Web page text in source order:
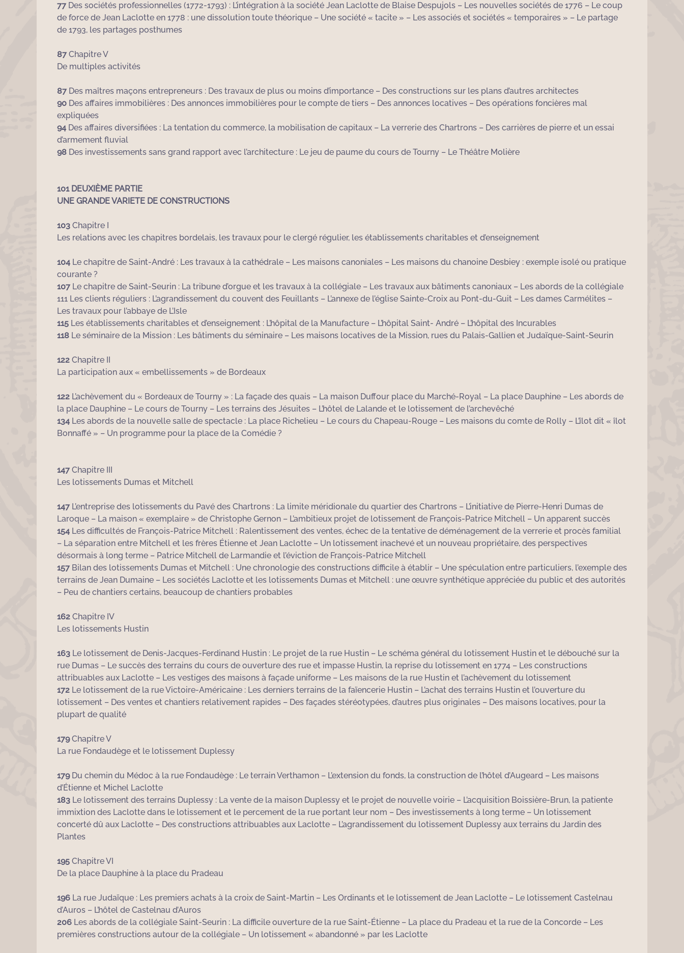
77 Des sociétés professionnelles (1772-1793) : L’intégration à la société Jean Laclotte de Blaise Despujols – Les nouvelles sociétés de 1776 – Le coup
de force de Jean Laclotte en 1778 : une dissolution toute théorique – Une société « tacite » – Les associés et sociétés « temporaires » – Le partage
de 1793, les partages posthumes
87 Chapitre V
De multiples activités
87 Des maîtres maçons entrepreneurs : Des travaux de plus ou moins d’importance – Des constructions sur les plans d’autres architectes
90 Des affaires immobilières : Des annonces immobilières pour le compte de tiers – Des annonces locatives – Des opérations foncières mal
expliquées
94 Des affaires diversifiées : La tentation du commerce, la mobilisation de capitaux – La verrerie des Chartrons – Des carrières de pierre et un essai
d’armement fluvial
98 Des investissements sans grand rapport avec l’architecture : Le jeu de paume du cours de Tourny – Le Théâtre Molière
101 DEUXIÈME PARTIE
UNE GRANDE VARIETE DE CONSTRUCTIONS
103 Chapitre I
Les relations avec les chapitres bordelais, les travaux pour le clergé régulier, les établissements charitables et d’enseignement
104 Le chapitre de Saint-André : Les travaux à la cathédrale – Les maisons canoniales – Les maisons du chanoine Desbiey : exemple isolé ou pratique
courante ?
107 Le chapitre de Saint-Seurin : La tribune d’orgue et les travaux à la collégiale – Les travaux aux bâtiments canoniaux – Les abords de la collégiale
111 Les clients réguliers : L’agrandissement du couvent des Feuillants – L’annexe de l’église Sainte-Croix au Pont-du-Guit – Les dames Carmélites –
Les travaux pour l’abbaye de L’Isle
115 Les établissements charitables et d’enseignement : L’hôpital de la Manufacture – L’hôpital Saint- André – L’hôpital des Incurables
118 Le séminaire de la Mission : Les bâtiments du séminaire – Les maisons locatives de la Mission, rues du Palais-Gallien et Judaïque-Saint-Seurin
122 Chapitre II
La participation aux « embellissements » de Bordeaux
122 L’achèvement du « Bordeaux de Tourny » : La façade des quais – La maison Duffour place du Marché-Royal – La place Dauphine – Les abords de
la place Dauphine – Le cours de Tourny – Les terrains des Jésuites – L’hôtel de Lalande et le lotissement de l’archevêché
134 Les abords de la nouvelle salle de spectacle : La place Richelieu – Le cours du Chapeau-Rouge – Les maisons du comte de Rolly – L’îlot dit « îlot
Bonnaffé » – Un programme pour la place de la Comédie ?
147 Chapitre III
Les lotissements Dumas et Mitchell
147 L’entreprise des lotissements du Pavé des Chartrons : La limite méridionale du quartier des Chartrons – L’initiative de Pierre-Henri Dumas de
Laroque – La maison « exemplaire » de Christophe Gernon – L’ambitieux projet de lotissement de François-Patrice Mitchell – Un apparent succès
154 Les difficultés de François-Patrice Mitchell : Ralentissement des ventes, échec de la tentative de déménagement de la verrerie et procès familial
– La séparation entre Mitchell et les frères Étienne et Jean Laclotte – Un lotissement inachevé et un nouveau propriétaire, des perspectives
désormais à long terme – Patrice Mitchell de Larmandie et l’éviction de François-Patrice Mitchell
157 Bilan des lotissements Dumas et Mitchell : Une chronologie des constructions difficile à établir – Une spéculation entre particuliers, l’exemple des
terrains de Jean Dumaine – Les sociétés Laclotte et les lotissements Dumas et Mitchell : une œuvre synthétique appréciée du public et des autorités
– Peu de chantiers certains, beaucoup de chantiers probables
162 Chapitre IV
Les lotissements Hustin
163 Le lotissement de Denis-Jacques-Ferdinand Hustin : Le projet de la rue Hustin – Le schéma général du lotissement Hustin et le débouché sur la
rue Dumas – Le succès des terrains du cours de ouverture des rue et impasse Hustin, la reprise du lotissement en 1774 – Les constructions
attribuables aux Laclotte – Les vestiges des maisons à façade uniforme – Les maisons de la rue Hustin et l’achèvement du lotissement
172 Le lotissement de la rue Victoire-Américaine : Les derniers terrains de la faïencerie Hustin – L’achat des terrains Hustin et l’ouverture du
lotissement – Des ventes et chantiers relativement rapides – Des façades stéréotypées, d’autres plus originales – Des maisons locatives, pour la
plupart de qualité
179Chapitre V
La rue Fondaudège et le lotissement Duplessy
179Du chemin du Médoc à la rue Fondaudège : Le terrain Verthamon – L’extension du fonds, la construction de l’hôtel d’Augeard – Les maisons
d’Étienne et Michel Laclotte
183 Le lotissement des terrains Duplessy : La vente de la maison Duplessy et le projet de nouvelle voirie – L’acquisition Boissière-Brun, la patiente
immixtion des Laclotte dans le lotissement et le percement de la rue portant leur nom – Des investissements à long terme – Un lotissement
concerté dû aux Laclotte – Des constructions attribuables aux Laclotte – L’agrandissement du lotissement Duplessy aux terrains du Jardin des
Plantes
195 Chapitre VI
De la place Dauphine à la place du Pradeau
196 La rue Judaïque : Les premiers achats à la croix de Saint-Martin – Les Ordinants et le lotissement de Jean Laclotte – Le lotissement Castelnau
d’Auros – L’hôtel de Castelnau d’Auros
206 Les abords de la collégiale Saint-Seurin : La difficile ouverture de la rue Saint-Étienne – La place du Pradeau et la rue de la Concorde – Les
premières constructions autour de la collégiale – Un lotissement « abandonné » par les Laclotte